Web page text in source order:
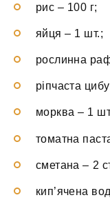
рис – 100 г;
яйця – 1 шт.;
рослинна
ріпчаста
морква – 1
томатна
сметана – 2
кип’ячена